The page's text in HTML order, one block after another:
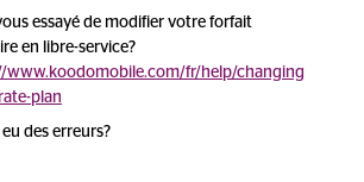
essayé de modifier votre forfait
en libre-service?
www.koodomobile.com/fr/help/changing
plan
des erreurs?